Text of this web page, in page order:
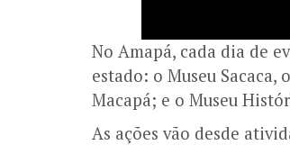
No Amapá, cada dia de
estado: o Museu
Macapá; e o Museu
As ações vão desde